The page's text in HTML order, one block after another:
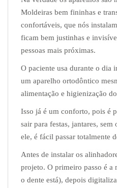
Moldeiras bem fininhas e
confortáveis, que nós
ficam bem justinhas e
pessoas mais próximas.
O paciente usa durante o dia
um aparelho ortodôntico
alimentação e higienização
Isso já é um conforto, pois é
sair para festas, jantares,
ele, é fácil passar totalmente
Antes de instalar os
projeto. O primeiro passo é
o dente está), depois